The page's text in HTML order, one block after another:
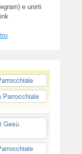
e unirti
Parrocchiale
Gesù